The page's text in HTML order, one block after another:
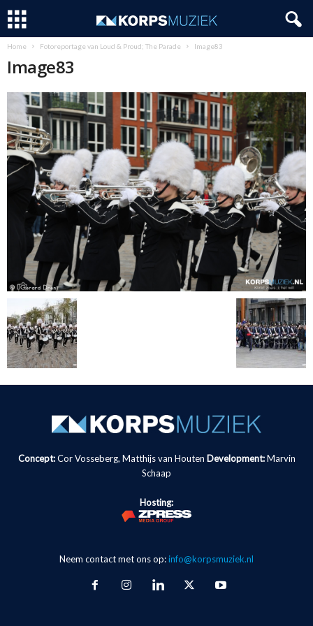
Home Fotoreportage van Loud & Proud; The Parade Image83
Image83
Concept:Cor Vosseberg, Matthijs van Houten Development: Marvin
Schaap
Hosting:
Neem contact met ons op:info@korpsmuziek.nl